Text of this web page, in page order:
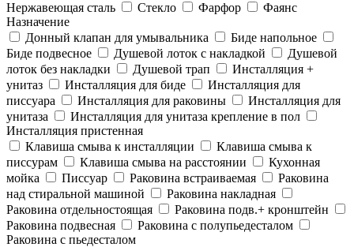
Нержавеющая сталь
Стекло Фарфор
Фаянс
Назначение
Донный клапан для умывальника
Биде напольное
Биде подвесное
Душевой лоток с накладкой
Душевой
лоток без накладки
Душевой трап
Инсталляция +
унитаз
Инсталляция для биде
Инсталляция для
писсуара
Инсталляция для раковины
Инсталляция для
унитаза
Инсталляция для унитаза крепление в пол
Инсталляция пристенная
Клавиша смыва к инсталляции
Клавиша смыва к
писсурам
Клавиша смыва на расстоянии
Кухонная
мойка
Писсуар Раковина встраиваемая
Раковина
над стиральной машиной
Раковина накладная
Раковина отдельностоящая
Раковина подв.+ кронштейн
Раковина подвесная
Раковина с полупьедесталом
Раковина с пьедесталом